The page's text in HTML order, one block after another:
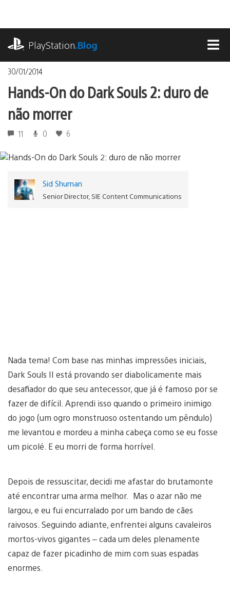
o
conteúdoPlayStation.Blog
30/01/2014
Hands-On do Dark Souls 2: duro de
não morrer
11 0 6
Sid Shuman
Senior Director, SIE Content Communications
Nada tema! Com base nas minhas impressões iniciais,
Dark Souls II está provando ser diabolicamente mais
desafiador do que seu antecessor, que já é famoso por se
fazer de difícil. Aprendi isso quando o primeiro inimigo
do jogo (um ogro monstruoso ostentando um pêndulo)
me levantou e mordeu a minha cabeça como se eu fosse
um picolé. E eu morri de forma horrível.
Depois de ressuscitar, decidi me afastar do brutamonte
até encontrar uma arma melhor. Mas o azar não me
largou, e eu fui encurralado por um bando de cães
raivosos. Seguindo adiante, enfrentei alguns cavaleiros
mortos-vivos gigantes – cada um deles plenamente
capaz de fazer picadinho de mim com suas espadas
enormes.